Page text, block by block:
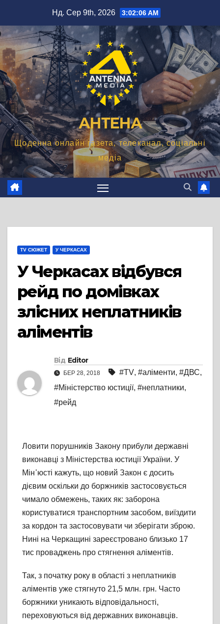
вмісту
Нд. Сер 9th, 2026 3:02:07 AM
АНТЕНА
Щоденна онлайн газета, телеканал, соціальні
медіа
TV СЮЖЕТ У ЧЕРКАСАХ
У Черкасах відбувся
рейд по домівках
злісних неплатників
аліментів
Від Editor
БЕР 28, 2018 #TV, #аліменти, #ДВС,
#Міністерство юстиції, #неплатники,
#рейд
Ловити порушників Закону прибули державні
виконавці з Міністерства юстиції України. У
Мін᾽юсті кажуть, що новий Закон є досить
дієвим оскільки до боржників застосовується
чимало обмежень, таких як: заборона
користуватися транспортним засобом, виїздити
за кордон та застосовувати чи зберігати зброю.
Нині на Черкащині зареєстровано близько 17
тис проваджень про стягнення аліментів.
Так, з початку року в області з неплатників
аліментів уже стягнуто 21,5 млн. грн. Часто
боржники уникають відповідальності,
переховуються від державних виконавців.